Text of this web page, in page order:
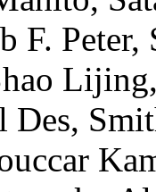
F. Peter,
Lijing
Des,